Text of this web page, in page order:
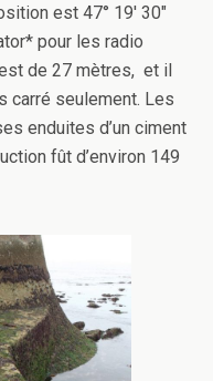
est 47° 19′ 30″
pour les radio
de 27 mètres, et il
carré seulement. Les
enduites d’un ciment
fût d’environ 149